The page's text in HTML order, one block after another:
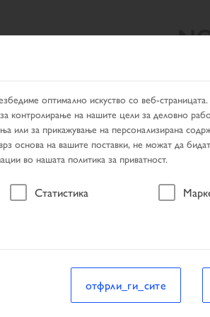
ОД ПРЕБАРУВАЊЕТО
возило
оптимално искуство со веб-
контролирање на нашите цели за деловно
или за прикажување на персонализирана
основа на вашите поставки, не можат да
во нашата политика за приватност.
Статистика
отфрли_ги_сите